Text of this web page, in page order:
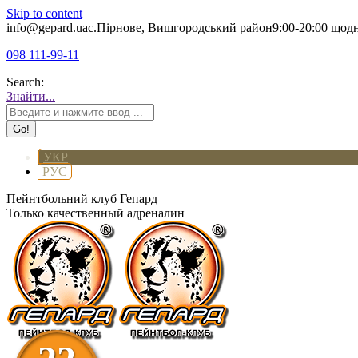
Skip to content
info@gepard.uaс.Пірнове, Вишгородський район9:00-20:00
098 111-99-11
Search:
Знайти...
УКР
РУС
Пейнтбольний клуб Гепард
Только качественный адреналин